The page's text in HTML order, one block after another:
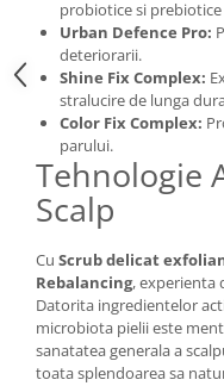
probiotice si
Urban Defence Pro:
deteriorarii.
Shine Fix Complex:
stralucire de lunga
Color Fix Complex:
parului.
Tehnologie
Scalp
Cu Scrub delicat
Rebalancing, experienta
Datorita ingredientelor
microbiota pielii este
sanatatea generala a
toata splendoarea sa